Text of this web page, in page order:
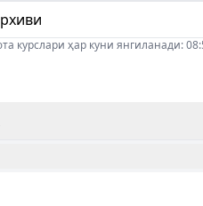
курслари ҳар куни янгиланади: